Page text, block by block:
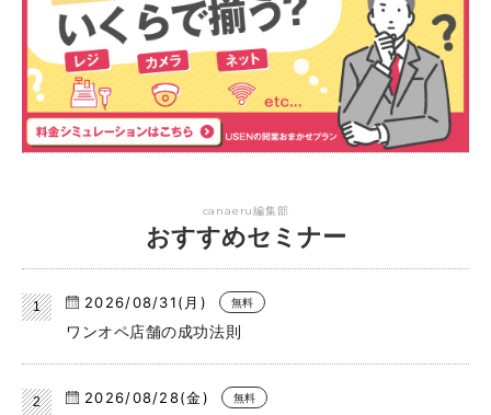
canaeru編集部
おすすめセミナー
2026/08/31(月) 無料
ワンオペ店舗の成功法則
2026/08/28(金) 無料